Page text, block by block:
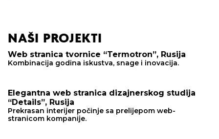
NAŠI PROJEKTI
Web stranica tvornice “Termotron”, Rusija
Kombinacija godina iskustva, snage i inovacija.
Elegantna web stranica dizajnerskog studija
“Details”, Rusija
Prekrasan interijer počinje sa prelijepom web-
stranicom kompanije.